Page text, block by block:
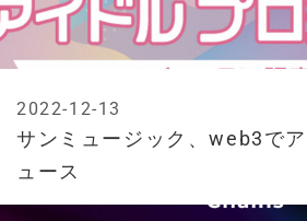
サンミュージック、web3で
ュース
2022-12-13